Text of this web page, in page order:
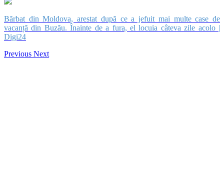
Bărbat din Moldova, arestat după ce a jefuit mai multe case de
vacanță din Buzău. Înainte de a fura, el locuia câteva zile acolo |
Digi24
Previous Next